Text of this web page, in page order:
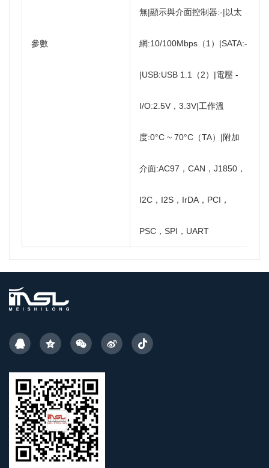
參數
無|顯示與介面控制器:-|以太
網:10/100Mbps（1）|SATA:-
|USB:USB 1.1（2）|電壓 -
I/O:2.5V，3.3V|工作溫
度:0°C ~ 70°C（TA）|附加
介面:AC97，CAN，J1850，
I2C，I2S，IrDA，PCI，
PSC，SPI，UART